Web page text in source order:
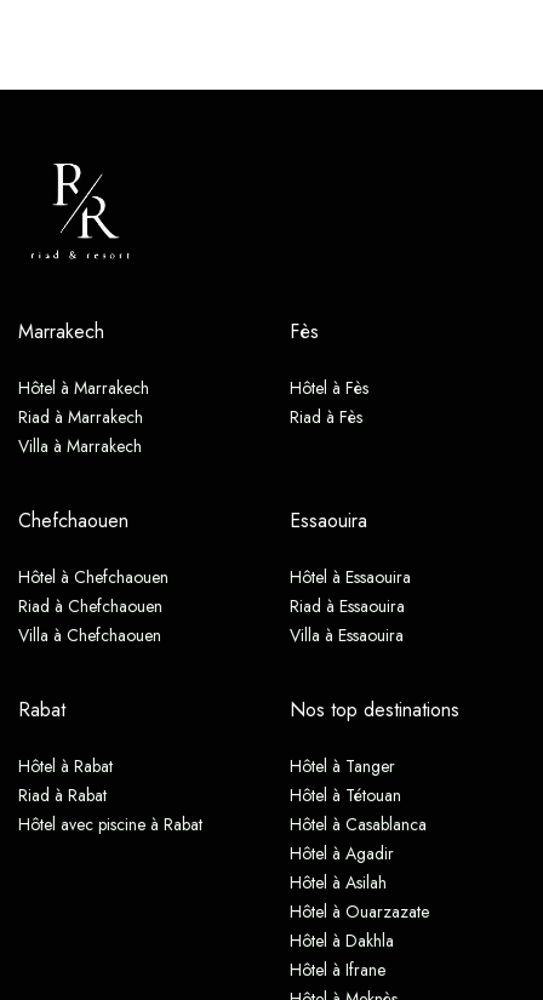
Marrakech
Hôtel à Marrakech
Riad à Marrakech
Villa à Marrakech
Fès
Hôtel à Fès
Riad à Fès
Chefchaouen
Hôtel à Chefchaouen
Riad à Chefchaouen
Villa à Chefchaouen
Essaouira
Hôtel à Essaouira
Riad à Essaouira
Villa à Essaouira
Rabat
Hôtel à Rabat
Riad à Rabat
Hôtel avec piscine à Rabat
Nos top destinations
Hôtel à Tanger
Hôtel à Tétouan
Hôtel à Casablanca
Hôtel à Agadir
Hôtel à Asilah
Hôtel à Ouarzazate
Hôtel à Dakhla
Hôtel à Ifrane